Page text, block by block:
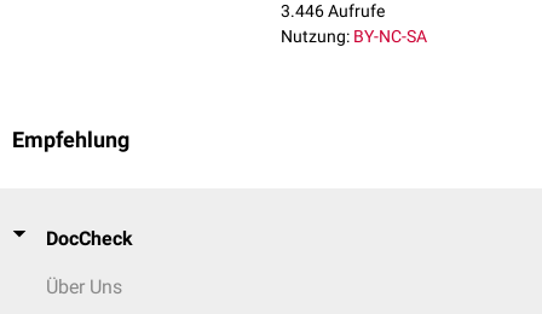
3.446 Aufrufe
Nutzung: BY-NC-SA
Empfehlung
DocCheck
Über Uns